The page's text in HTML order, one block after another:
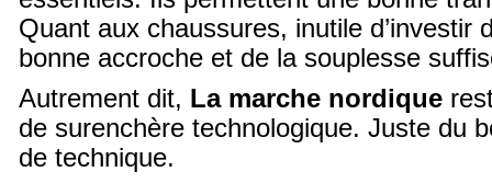
Quant aux chaussures, inutile d’investir
bonne accroche et de la souplesse
Autrement dit, La marche nordique
de surenchère technologique. Juste du
de technique.